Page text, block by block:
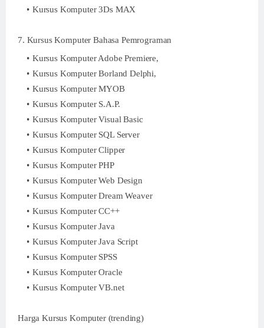
Kursus Komputer 3Ds MAX
7. Kursus Komputer Bahasa Pemrograman
Kursus Komputer Adobe Premiere,
Kursus Komputer Borland Delphi,
Kursus Komputer MYOB
Kursus Komputer S.A.P.
Kursus Komputer Visual Basic
Kursus Komputer SQL Server
Kursus Komputer Clipper
Kursus Komputer PHP
Kursus Komputer Web Design
Kursus Komputer Dream Weaver
Kursus Komputer CC++
Kursus Komputer Java
Kursus Komputer Java Script
Kursus Komputer SPSS
Kursus Komputer Oracle
Kursus Komputer VB.net
Harga Kursus Komputer (trending)